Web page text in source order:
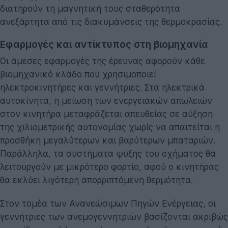
διατηρούν τη μαγνητική τους σταθερότητα
ανεξάρτητα από τις διακυμάνσεις της θερμοκρασίας.
Εφαρμογές και αντίκτυπος στη βιομηχανία
Οι άμεσες εφαρμογές της έρευνας αφορούν κάθε
βιομηχανικό κλάδο που χρησιμοποιεί
ηλεκτροκινητήρες και γεννήτριες. Στα ηλεκτρικά
αυτοκίνητα, η μείωση των ενεργειακών απωλειών
στον κινητήρα μεταφράζεται απευθείας σε αύξηση
της χιλιομετρικής αυτονομίας χωρίς να απαιτείται η
προσθήκη μεγαλύτερων και βαρύτερων μπαταριών.
Παράλληλα, τα συστήματα ψύξης του οχήματος θα
λειτουργούν με μικρότερο φορτίο, αφού ο κινητήρας
θα εκλύει λιγότερη απορριπτόμενη θερμότητα.
Στον τομέα των Ανανεώσιμων Πηγών Ενέργειας, οι
γεννήτριες των ανεμογεννητριών βασίζονται ακριβώς